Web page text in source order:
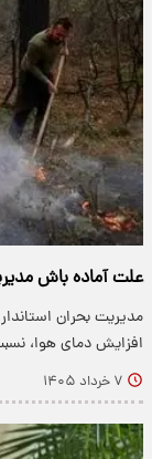
علت آماده باش
مدیریت بحران
افزایش دمای هوا،
۷ خرداد ۱۴۰۵